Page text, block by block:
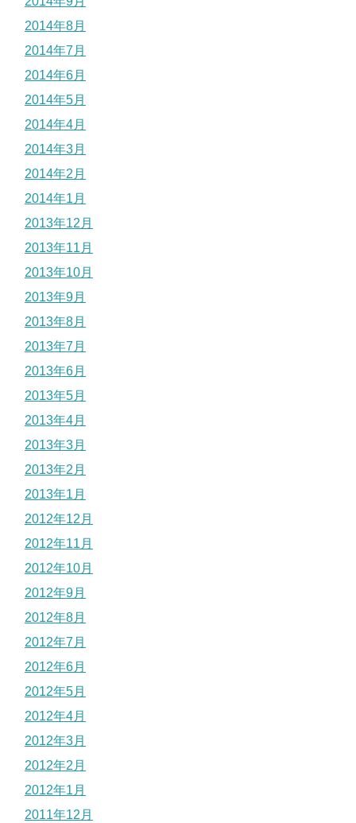
2014年8月
2014年7月
2014年6月
2014年5月
2014年4月
2014年3月
2014年2月
2014年1月
2013年12月
2013年11月
2013年10月
2013年9月
2013年8月
2013年7月
2013年6月
2013年5月
2013年4月
2013年3月
2013年2月
2013年1月
2012年12月
2012年11月
2012年10月
2012年9月
2012年8月
2012年7月
2012年6月
2012年5月
2012年4月
2012年3月
2012年2月
2012年1月
2011年12月